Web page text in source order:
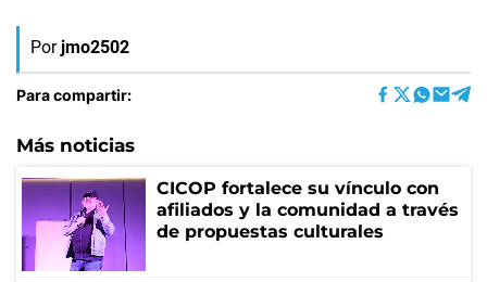
Por jmo2502
Para compartir:
Más noticias
CICOP fortalece su vínculo con
afiliados y la comunidad a través
de propuestas culturales